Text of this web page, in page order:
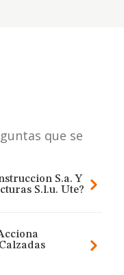
que se
S.a. Y
S.l.u. Ute?